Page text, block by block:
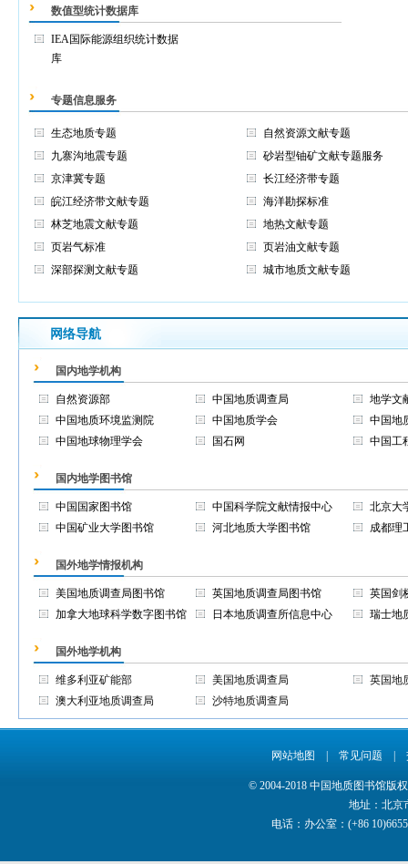
数值型统计数据库
IEA国际能源组织统计数据
库
专题信息服务
生态地质专题
九寨沟地震专题
京津冀专题
皖江经济带文献专题
林芝地震文献专题
页岩气标准
深部探测文献专题
自然资源文献专题
砂岩型铀矿文献专题服务
长江经济带专题
海洋勘探标准
地热文献专题
页岩油文献专题
城市地质文献专题
网络导航
国内地学机构
自然资源部
中国地质环境监测院
中国地球物理学会
中国地质调查局
中国地质学会
国石网
地学文
中国地
中国工
国内地学图书馆
中国国家图书馆
中国矿业大学图书馆
中国科学院文献情报中心
河北地质大学图书馆
北京大
成都理
国外地学情报机构
美国地质调查局图书馆
加拿大地球科学数字图书馆
英国地质调查局图书馆
日本地质调查所信息中心
英国剑
瑞士地
国外地学机构
维多利亚矿能部
澳大利亚地质调查局
美国地质调查局
沙特地质调查局
英国地
网站地图 常见问题
© 2004-2018 中国地质图书馆版
地址：北京
电话：办公室：(+86